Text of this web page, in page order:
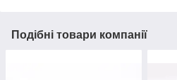
Подібні товари компанії